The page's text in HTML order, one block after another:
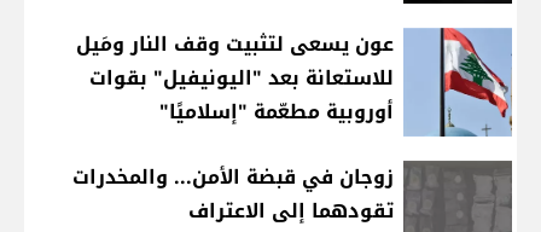
عون يسعى لتثبيت وقف النار ومَيل
للاستعانة بعد "اليونيفيل" بقوات
أوروبية مطعّمة "إسلاميًا"
زوجان في قبضة الأمن... والمخدرات
تقودهما إلى الاعتراف